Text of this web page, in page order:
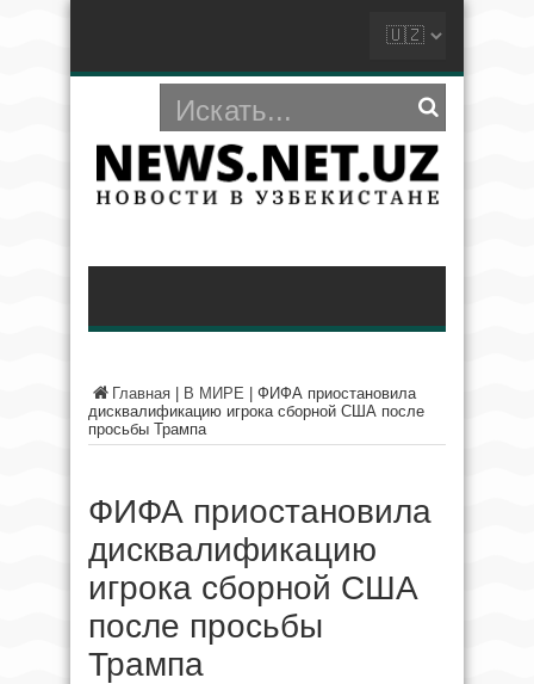
Главная В МИРЕ
ФИФА приостановила
дисквалификацию игрока сборной США после
просьбы Трампа
ФИФА приостановила
дисквалификацию
игрока сборной США
после просьбы
Трампа